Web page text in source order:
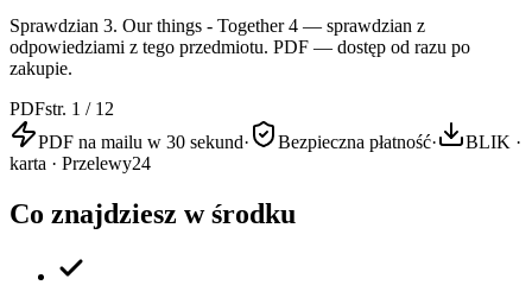
Sprawdzian 3. Our things - Together 4 — sprawdzian z
odpowiedziami z tego przedmiotu. PDF — dostęp od razu po
zakupie.
PDFstr. 1 / 12
PDF na mailu w 30 sekund· Bezpieczna płatność·
BLIK ·
karta · Przelewy24
Co znajdziesz w środku